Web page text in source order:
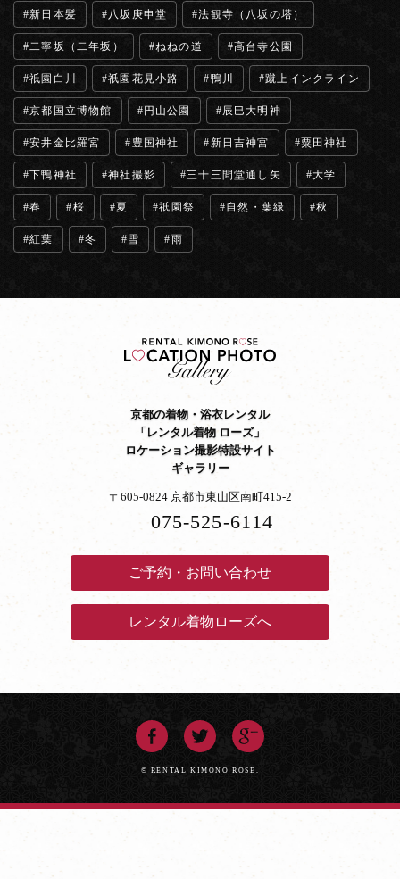
新日本髪 八坂庚申堂 法観寺（八坂の塔）
二寧坂（二年坂） ねねの道 高台寺公園
祇園白川 祇園花見小路 鴨川 蹴上インクライン
京都国立博物館 円山公園 辰巳大明神
安井金比羅宮 豊国神社 新日吉神宮 粟田神社
下鴨神社 神社撮影 三十三間堂通し矢 大学
春 桜 夏 祇園祭 自然・葉緑 秋
紅葉 冬 雪 雨
京都の着物・浴衣レンタル
「レンタル着物 ローズ」
ロケーション撮影特設サイト
ギャラリー
〒605-0824 京都市東山区南町415-2
075-525-6114
ご予約・お問い合わせ
レンタル着物ローズへ
© RENTAL KIMONO ROSE.